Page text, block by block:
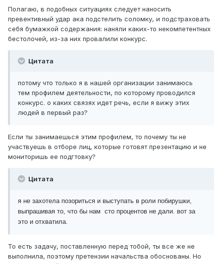
Полагаю, в подобных ситуациях следует наносить
превентивный удар ака подстелить соломку, и подстраховать
себя бумажкой содержания: наняли каких-то некомпетентных
бестолочей, из-за них провалили конкурс.
Цитата
потому что только я в нашей организации занимаюсь
тем профилем деятельности, по которому проводился
конкурс. о каких связях идет речь, если я вижу этих
людей в первый раз?
Если ты занимаешься этим профилем, то почему ты не
участвуешь в отборе лиц, которые готовят презентацию и не
мониторишь ее подгтовку?
Цитата
я не захотела позориться и выступать в роли побирушки,
выпрашивая то, что бы нам сто процентов не дали. вот за
это и отхватила.
То есть задачу, поставленную перед тобой, ты все же не
выполнила, поэтому претензии начальства обоснованы. Но